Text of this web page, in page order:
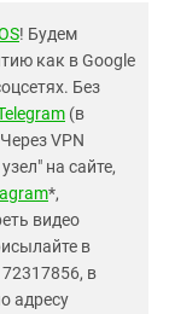
! Будем
как в Google
Без
(в
VPN
на сайте,
*,
видео
в
в
адресу